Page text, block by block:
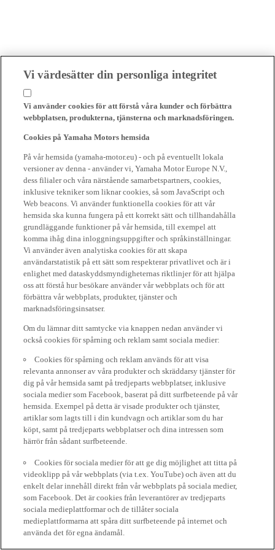
Vi värdesätter din personliga integritet
Vi använder cookies för att förstå våra kunder och förbättra
webbplatsen, produkterna, tjänsterna och marknadsföringen.
Cookies på Yamaha Motors hemsida
På vår hemsida (yamaha-motor.eu) - och på eventuellt lokala
versioner av denna - använder vi, Yamaha Motor Europe N.V.,
dess filialer och våra närstående samarbetspartners, cookies,
inklusive tekniker som liknar cookies, så som JavaScript och
Web beacons. Vi använder funktionella cookies för att vår
hemsida ska kunna fungera på ett korrekt sätt och tillhandahålla
grundläggande funktioner på vår hemsida, till exempel att
komma ihåg dina inloggningsuppgifter och språkinställningar.
Vi använder även analytiska cookies för att skapa
användarstatistik på ett sätt som respekterar privatlivet och är i
enlighet med dataskyddsmyndigheternas riktlinjer för att hjälpa
oss att förstå hur besökare använder vår webbplats och för att
förbättra vår webbplats, produkter, tjänster och
marknadsföringsinsatser.
Om du lämnar ditt samtycke via knappen nedan använder vi
också cookies för spårning och reklam samt sociala medier:
Cookies för spårning och reklam används för att visa
relevanta annonser av våra produkter och skräddarsy tjänster för
dig på vår hemsida samt på tredjeparts webbplatser, inklusive
sociala medier som Facebook, baserat på ditt surfbeteende på vår
hemsida. Exempel på detta är visade produkter och tjänster,
artiklar som lagts till i din kundvagn och artiklar som du har
köpt, samt på tredjeparts webbplatser och dina intressen som
härrör från sådant surfbeteende.
Cookies för sociala medier för att ge dig möjlighet att titta på
videoklipp på vår webbplats (via t.ex. YouTube) och även att du
enkelt delar innehåll direkt från vår webbplats på sociala medier,
som Facebook. Det är cookies från leverantörer av tredjeparts
sociala medieplattformar och de tillåter sociala
medieplattformarna att spåra ditt surfbeteende på internet och
använda det för egna ändamål.